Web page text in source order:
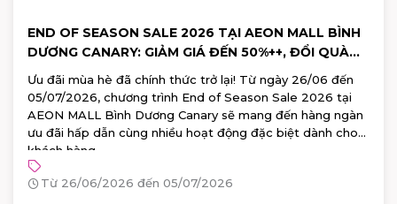
END OF SEASON SALE 2026 TẠI AEON MALL BÌNH
DƯƠNG CANARY: GIẢM GIÁ ĐẾN 50%++, ĐỔI QUÀ
100% TRÚNG
Ưu đãi mùa hè đã chính thức trở lại! Từ ngày 26/06 đến
05/07/2026, chương trình End of Season Sale 2026 tại
AEON MALL Bình Dương Canary sẽ mang đến hàng ngàn
ưu đãi hấp dẫn cùng nhiều hoạt động đặc biệt dành cho
khách hàng.
Từ 26/06/2026 đến 05/07/2026